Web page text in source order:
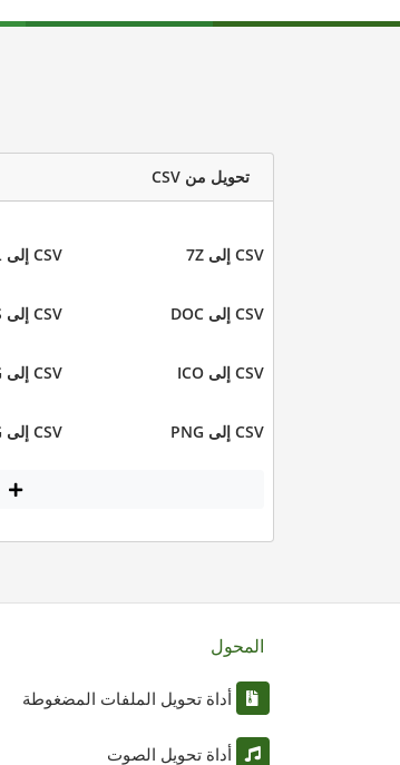
تحويل من CSV
CSV إلى 7Z CSV إلى EXCEL
CSV إلى DOC CSV إلى EPS
CSV إلى ICO CSV إلى JPG
CSV إلى PNG CSV إلى SVG
المحول
أداة تحويل الملفات المضغوطة
أداة تحويل الصوت